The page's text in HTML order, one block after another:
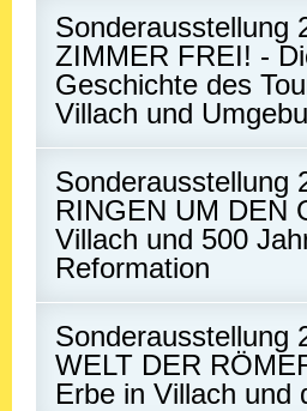
Sonderausstellung
ZIMMER FREI! -
Geschichte des
Villach und
Sonderausstellung
RINGEN UM DEN
Villach und 500
Reformation
Sonderausstellung
WELT DER
Erbe in Villach und